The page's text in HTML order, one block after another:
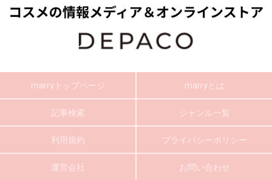
marryトップページ marryとは
記事検索 ジャンル一覧
利用規約 プライバシーポリシー
運営会社 お問い合わせ